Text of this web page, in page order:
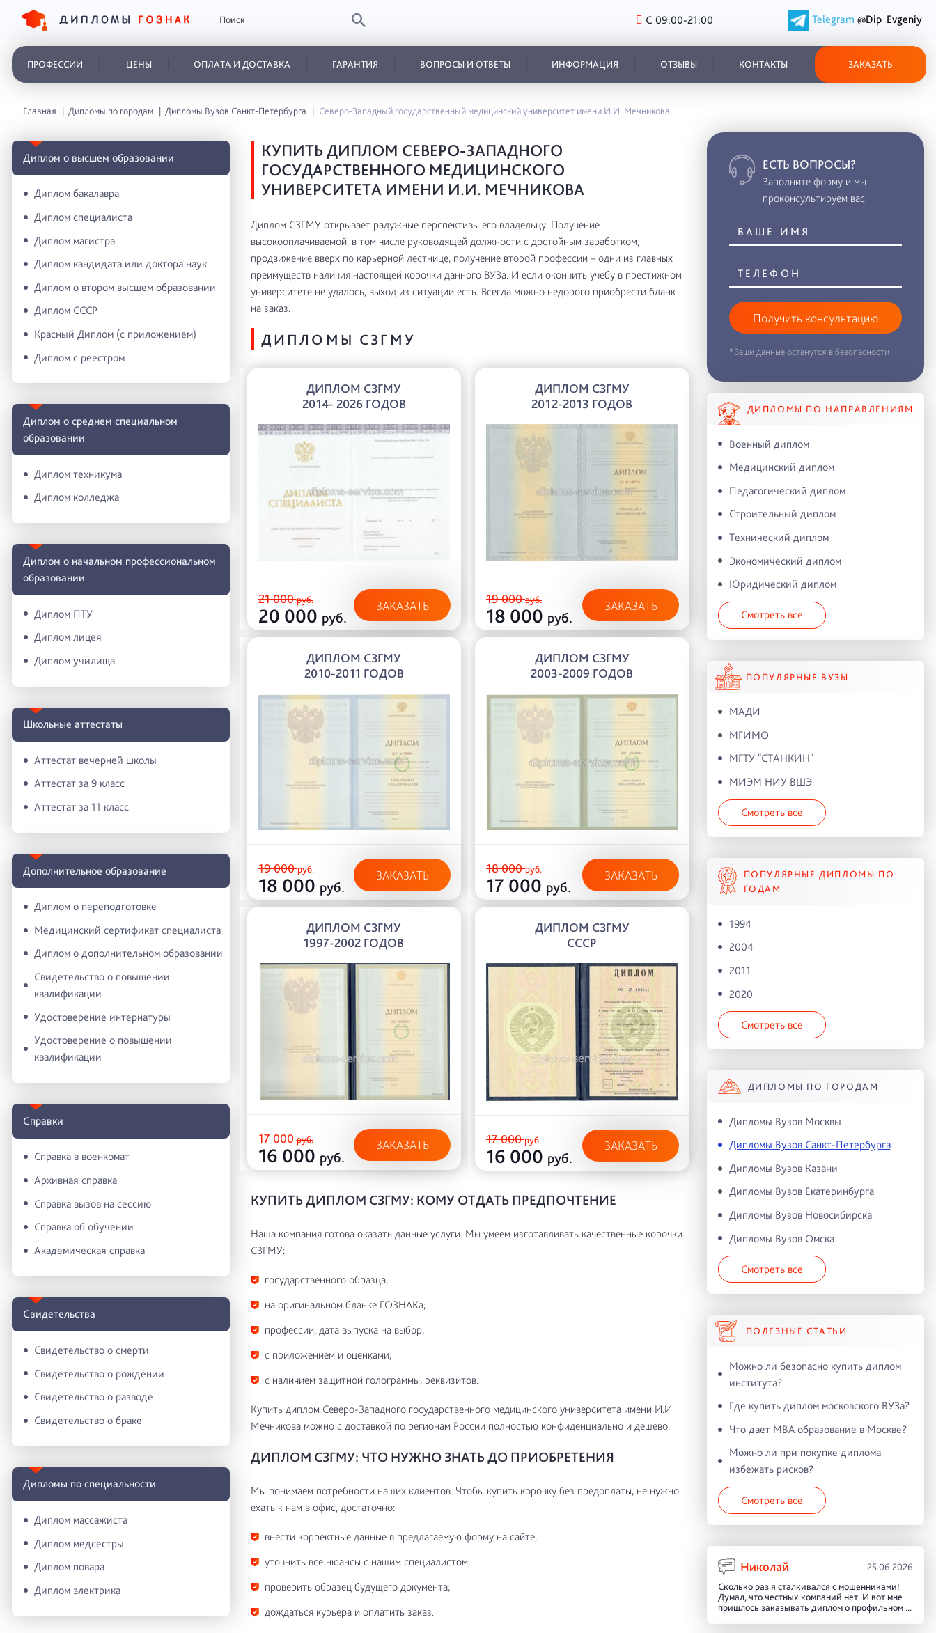
С 09:00-21:00 Telegram @Dip_Evgeniy
ПРОФЕССИИ ЦЕНЫ ОПЛАТА И ДОСТАВКА ГАРАНТИЯ ВОПРОСЫ И ОТВЕТЫ ИНФОРМАЦИЯ ОТЗЫВЫ КОНТАКТЫ ЗАКАЗАТЬ
Главная Дипломы по городам Дипломы Вузов Санкт-Петербурга Северо-Западный государственный медицинский университет имени И.И. Мечникова
Диплом о высшем образовании
Диплом бакалавра
Диплом специалиста
Диплом магистра
Диплом кандидата или доктора наук
Диплом о втором высшем образовании
Диплом СССР
Красный Диплом (с приложением)
Диплом с реестром
Диплом о среднем специальном
образовании
Диплом техникума
Диплом колледжа
Диплом о начальном профессиональном
oбразовании
Диплом ПТУ
Диплом лицея
Диплом училища
Школьные аттестаты
Аттестат вечерней школы
Аттестат за 9 класс
Аттестат за 11 класс
Дополнительное образование
Диплом о переподготовке
Медицинский сертификат специалиста
Диплом о дополнительном образовании
Свидетельство о повышении
квалификации
Удостоверение интернатуры
Удостоверение о повышении
квалификации
Справки
Справка в военкомат
Архивная справка
Справка вызов на сессию
Справка об обучении
Академическая справка
Свидетельства
Свидетельство о смерти
Свидетельство о рождении
Свидетельство о разводе
Свидетельство о браке
Дипломы по специальности
Диплом массажиста
Диплом медсестры
Диплом повара
Диплом электрика
КУПИТЬ ДИПЛОМ СЕВЕРО-ЗАПАДНОГО
ГОСУДАРСТВЕННОГО МЕДИЦИНСКОГО
УНИВЕРСИТЕТА ИМЕНИ И.И. МЕЧНИКОВА
Диплом СЗГМУ открывает радужные перспективы его владельцу. Получение
высокооплачиваемой, в том числе руководящей должности с достойным заработком,
продвижение вверх по карьерной лестнице, получение второй профессии – одни из главных
преимуществ наличия настоящей корочки данного ВУЗа. И если окончить учебу в престижном
университете не удалось, выход из ситуации есть. Всегда можно недорого приобрести бланк
на заказ.
ДИПЛОМЫ СЗГМУ
ДИПЛОМ СЗГМУ
2014- 2026 ГОДОВ
21 000руб.
20 000 руб.
ЗАКАЗАТЬ
ДИПЛОМ СЗГМУ
2012-2013 ГОДОВ
19 000руб.
18 000 руб.
ЗАКАЗАТЬ
ДИПЛОМ СЗГМУ
2010-2011 ГОДОВ
19 000руб.
18 000 руб.
ЗАКАЗАТЬ
ДИПЛОМ СЗГМУ
2003-2009 ГОДОВ
18 000руб.
17 000 руб.
ЗАКАЗАТЬ
ДИПЛОМ СЗГМУ
1997-2002 ГОДОВ
17 000руб.
16 000 руб.
ЗАКАЗАТЬ
ДИПЛОМ СЗГМУ
СССР
17 000руб.
16 000 руб.
ЗАКАЗАТЬ
КУПИТЬ ДИПЛОМ СЗГМУ: КОМУ ОТДАТЬ ПРЕДПОЧТЕНИЕ
Наша компания готова оказать данные услуги. Мы умеем изготавливать качественные корочки
СЗГМУ:
государственного образца;
на оригинальном бланке ГОЗНАКа;
профессии, дата выпуска на выбор;
с приложением и оценками;
с наличием защитной голограммы, реквизитов.
Купить диплом Северо-Западного государственного медицинского университета имени И.И.
Мечникова можно с доставкой по регионам России полностью конфиденциально и дешево.
ДИПЛОМ СЗГМУ: ЧТО НУЖНО ЗНАТЬ ДО ПРИОБРЕТЕНИЯ
Мы понимаем потребности наших клиентов. Чтобы купить корочку без предоплаты, не нужно
ехать к нам в офис, достаточно:
внести корректные данные в предлагаемую форму на сайте;
уточнить все нюансы с нашим специалистом;
проверить образец будущего документа;
дождаться курьера и оплатить заказ.
ЕСТЬ ВОПРОСЫ?
Заполните форму и мы
проконсультируем вас
Получить консультацию
*Ваши данные останутся в безопасности
ДИПЛОМЫ ПО НАПРАВЛЕНИЯМ
Военный диплом
Медицинский диплом
Педагогический диплом
Строительный диплом
Технический диплом
Экономический диплом
Юридический диплом
Смотреть все
ПОПУЛЯРНЫЕ ВУЗЫ
МАДИ
МГИМО
МГТУ "СТАНКИН"
МИЭМ НИУ ВШЭ
Смотреть все
ПОПУЛЯРНЫЕ ДИПЛОМЫ ПО
ГОДАМ
1994
2004
2011
2020
Смотреть все
ДИПЛОМЫ ПО ГОРОДАМ
Дипломы Вузов Москвы
Дипломы Вузов Санкт-Петербурга
Дипломы Вузов Казани
Дипломы Вузов Екатеринбурга
Дипломы Вузов Новосибирска
Дипломы Вузов Омска
Смотреть все
ПОЛЕЗНЫЕ СТАТЬИ
Можно ли безопасно купить диплом
института?
Где купить диплом московского ВУЗа?
Что дает MBA образование в Москве?
Можно ли при покупке диплома
избежать рисков?
Смотреть все
Николай 25.06.2026
Сколько раз я сталкивался с мошенниками!
Думал, что честных компаний нет. И вот мне
пришлось заказывать диплом о профильном ...